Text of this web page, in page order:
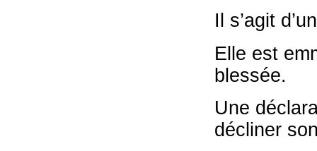
Il s’agit
Elle est
blessée.
Une
décliner